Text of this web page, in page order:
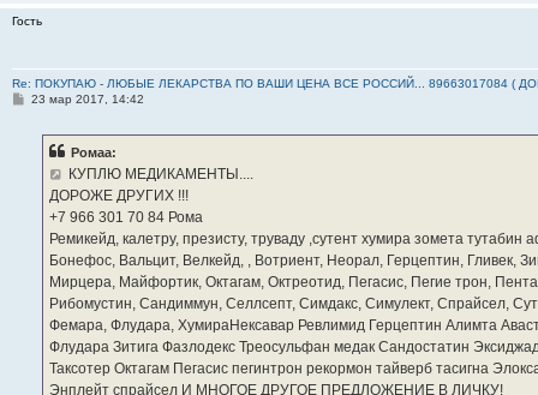
Гость
Re: ПОКУПАЮ - ЛЮБЫЕ ЛЕКАРСТВА ПО ВАШИ ЦЕНА ВСЕ РОССИЙ... 89663017084 (
С23 мар 2017, 14:42
Ромаа:
КУПЛЮ МЕДИКАМЕНТЫ....
ДОРОЖЕ ДРУГИХ !!!
‪+7 966 301 70 84‬ Рома
Ремикейд, калетру, презисту, труваду ,сутент хумира зомета
Бонефос, Вальцит, Велкейд, , Вотриент, Неорал, Герцептин, Гливек,
Мирцера, Майфортик, Октагам, Октреотид, Пегасис, Пегие трон,
Рибомустин, Сандиммун, Селлсепт, Симдакс, Симулект, Спрайсел,
Фемара, Флудара, ХумираНексавар Ревлимид Герцептин Алимта
Флудара Зитига Фазлодекс Треосульфан медак Сандостатин
Таксотер Октагам Пегасис пегинтрон рекормон тайверб тасигна
Энплейт спрайсел И МНОГОЕ ДРУГОЕ ПРЕДЛОЖЕНИЕ В ЛИЧКУ!